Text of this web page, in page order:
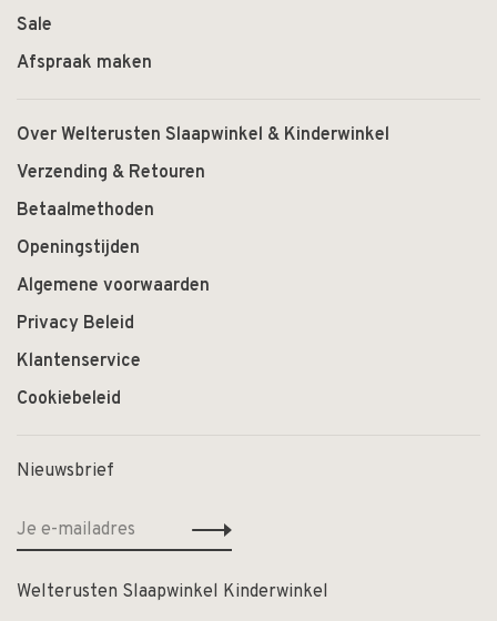
Sale
Afspraak maken
Over Welterusten Slaapwinkel & Kinderwinkel
Verzending & Retouren
Betaalmethoden
Openingstijden
Algemene voorwaarden
Privacy Beleid
Klantenservice
Cookiebeleid
Nieuwsbrief
Welterusten Slaapwinkel Kinderwinkel